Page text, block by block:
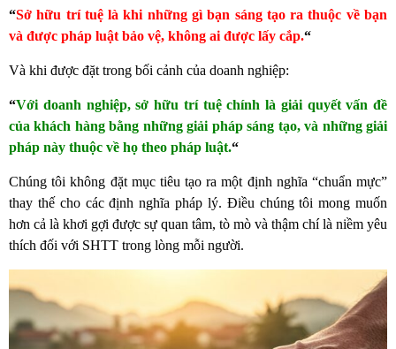
“Sở hữu trí tuệ là khi những gì bạn sáng tạo ra thuộc về bạn
và được pháp luật bảo vệ, không ai được lấy cắp.“
Và khi được đặt trong bối cảnh của doanh nghiệp:
“Với doanh nghiệp, sở hữu trí tuệ chính là giải quyết vấn đề
của khách hàng bằng những giải pháp sáng tạo, và những giải
pháp này thuộc về họ theo pháp luật.“
Chúng tôi không đặt mục tiêu tạo ra một định nghĩa “chuẩn mực”
thay thế cho các định nghĩa pháp lý. Điều chúng tôi mong muốn
hơn cả là khơi gợi được sự quan tâm, tò mò và thậm chí là niềm yêu
thích đối với SHTT trong lòng mỗi người.